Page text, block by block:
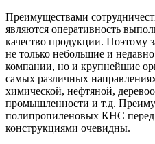
Преимуществами
являются оперативность
качество продукции. Поэтому
не только небольшие и
компании, но и крупнейшие
самых различных
химической, нефтяной,
промышленности и т.д.
полипропиленовых КНС
конструкциями очевидны.